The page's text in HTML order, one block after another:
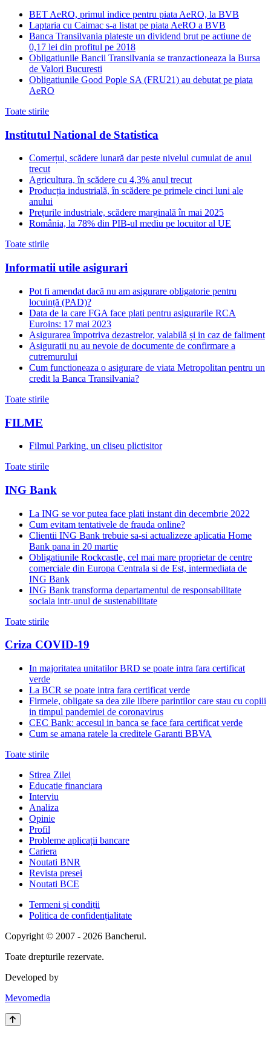
BET AeRO, primul indice pentru piata AeRO, la BVB
Laptaria cu Caimac s-a listat pe piata AeRO a BVB
Banca Transilvania plateste un dividend brut pe actiune de
0,17 lei din profitul pe 2018
Obligatiunile Bancii Transilvania se tranzactioneaza la Bursa
de Valori Bucuresti
Obligatiunile Good Pople SA (FRU21) au debutat pe piata
AeRO
Toate stirile
Institutul National de Statistica
Comerțul, scădere lunară dar peste nivelul cumulat de anul
trecut
Agricultura, în scădere cu 4,3% anul trecut
Producția industrială, în scădere pe primele cinci luni ale
anului
Prețurile industriale, scădere marginală în mai 2025
România, la 78% din PIB-ul mediu pe locuitor al UE
Toate stirile
Informatii utile asigurari
Pot fi amendat dacă nu am asigurare obligatorie pentru
locuință (PAD)?
Data de la care FGA face plati pentru asigurarile RCA
Euroins: 17 mai 2023
Asigurarea împotriva dezastrelor, valabilă și in caz de faliment
Asiguratii nu au nevoie de documente de confirmare a
cutremurului
Cum functioneaza o asigurare de viata Metropolitan pentru un
credit la Banca Transilvania?
Toate stirile
FILME
Filmul Parking, un cliseu plictisitor
Toate stirile
ING Bank
La ING se vor putea face plati instant din decembrie 2022
Cum evitam tentativele de frauda online?
Clientii ING Bank trebuie sa-si actualizeze aplicatia Home
Bank pana in 20 martie
Obligatiunile Rockcastle, cel mai mare proprietar de centre
comerciale din Europa Centrala si de Est, intermediata de
ING Bank
ING Bank transforma departamentul de responsabilitate
sociala intr-unul de sustenabilitate
Toate stirile
Criza COVID-19
In majoritatea unitatilor BRD se poate intra fara certificat
verde
La BCR se poate intra fara certificat verde
Firmele, obligate sa dea zile libere parintilor care stau cu copiii
in timpul pandemiei de coronavirus
CEC Bank: accesul in banca se face fara certificat verde
Cum se amana ratele la creditele Garanti BBVA
Toate stirile
Stirea Zilei
Educatie financiara
Interviu
Analiza
Opinie
Profil
Probleme aplicații bancare
Cariera
Noutati BNR
Revista presei
Noutati BCE
Termeni și condiții
Politica de confidențialitate
Copyright © 2007 - 2026 Bancherul.
Toate drepturile rezervate.
Developed by
Mevomedia